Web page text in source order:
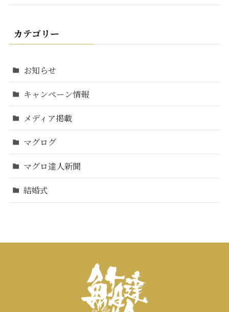
カテゴリー
お知らせ
キャンペーン情報
メディア掲載
マグログ
マグロ達人新聞
結婚式